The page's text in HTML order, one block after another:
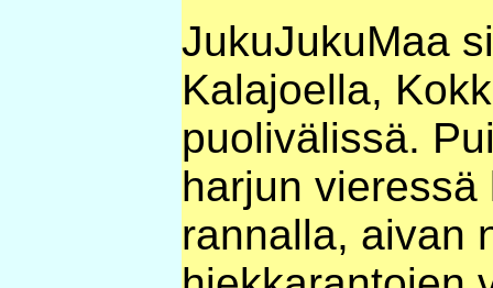
JukuJukuMaa
Kalajoella,
puolivälissä.
harjun vieressä
rannalla, aivan